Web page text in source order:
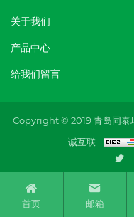
关于我们
产品中心
给我们留言
Copyright © 2019 青岛同泰
诚互联
首页 邮箱